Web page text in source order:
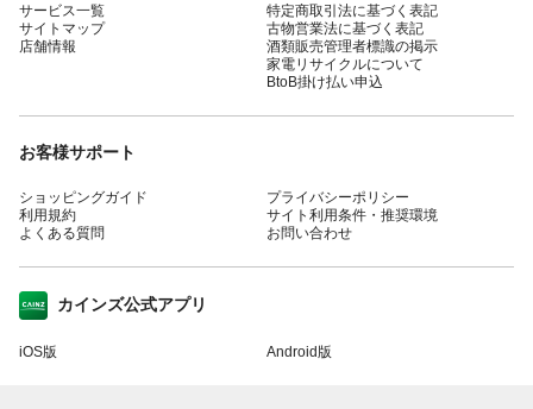
サービス一覧
サイトマップ
店舗情報
特定商取引法に基づく表記
古物営業法に基づく表記
酒類販売管理者標識の掲示
家電リサイクルについて
BtoB掛け払い申込
お客様サポート
ショッピングガイド
利用規約
よくある質問
プライバシーポリシー
サイト利用条件・推奨環境
お問い合わせ
カインズ公式アプリ
iOS版 Android版